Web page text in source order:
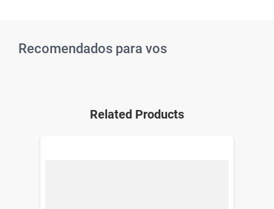
Recomendados para vos
Related Products